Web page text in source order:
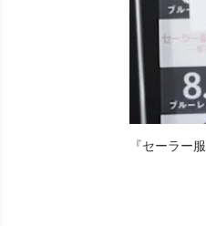
『セーラー